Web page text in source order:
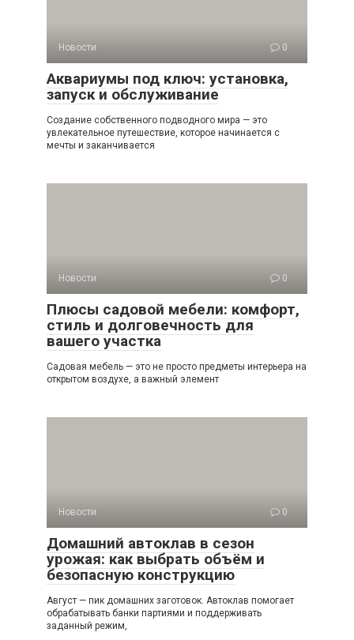
Новости 0
Аквариумы под ключ: установка,
запуск и обслуживание
Создание собственного подводного мира — это
увлекательное путешествие, которое начинается с
мечты и заканчивается
Новости 0
Плюсы садовой мебели: комфорт,
стиль и долговечность для
вашего участка
Садовая мебель — это не просто предметы интерьера на
открытом воздухе, а важный элемент
Новости 0
Домашний автоклав в сезон
урожая: как выбрать объём и
безопасную конструкцию
Август — пик домашних заготовок. Автоклав помогает
обрабатывать банки партиями и поддерживать
заданный режим,